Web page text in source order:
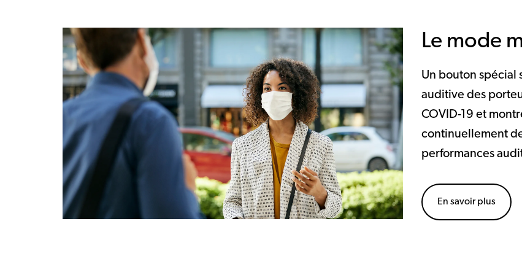
Le mode
Un bouton
auditive des
COVID-19 et
continuellement
performances
En savoir plus